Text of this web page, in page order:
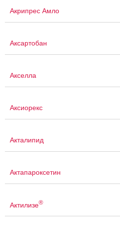
Акрипрес Амло
Аксартобан
Акселла
Аксиорекс
Акталипид
Актапароксетин
Актилизе®